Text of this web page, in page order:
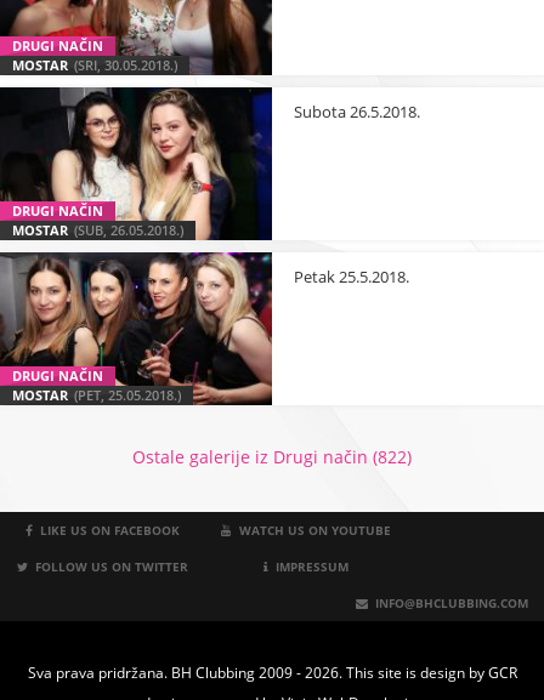
DRUGI NAČIN
MOSTAR (SRI, 30.05.2018.)
DRUGI NAČIN
MOSTAR (SUB, 26.05.2018.)
Subota 26.5.2018.
DRUGI NAČIN
MOSTAR (PET, 25.05.2018.)
Petak 25.5.2018.
Ostale galerije iz Drugi način (822)
LIKE US ON FACEBOOK WATCH US ON YOUTUBE
FOLLOW US ON TWITTER IMPRESSUM
INFO@BHCLUBBING.COM
Sva prava pridržana. BH Clubbing 2009 - 2026. This site is design byGCR